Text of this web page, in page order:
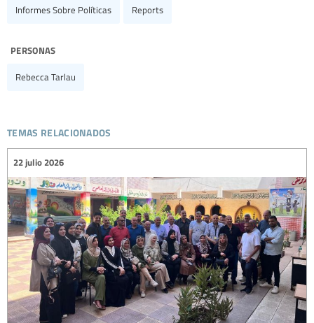
Informes Sobre Políticas Reports
personas
Rebecca Tarlau
temas relacionados
22 julio 2026